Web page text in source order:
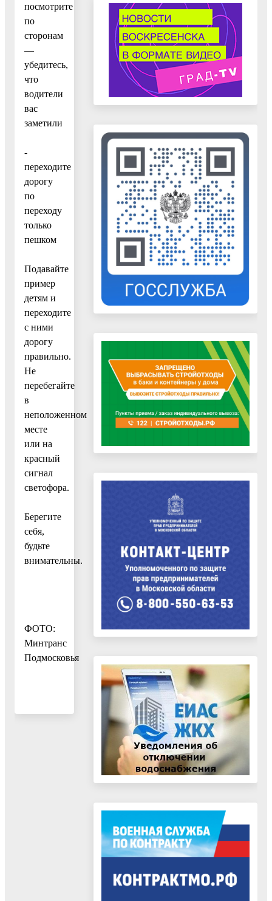
посмотрите
по
сторонам
—
убедитесь,
что
водители
вас
заметили
-
переходите
дорогу
по
переходу
только
пешком
Подавайте
пример
детям и
переходите
с ними
дорогу
правильно.
Не
перебегайте
в
неположенном
месте
или на
красный
сигнал
светофора.
Берегите
себя,
будьте
внимательны.
ФОТО:
Минтранс
Подмосковья